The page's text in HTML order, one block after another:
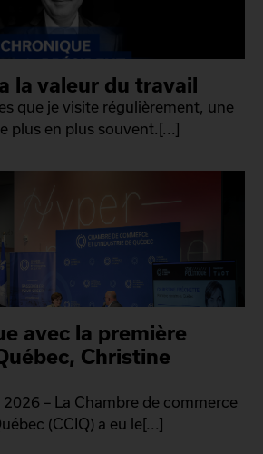
la valeur du travail
que je visite régulièrement, une
plus en plus souvent.[...]
avec la première
Christine
– La Chambre de commerce
(CCIQ) a eu le[...]